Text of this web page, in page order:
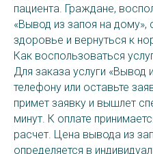
пациента. Граждане,
«Вывод из запоя на дому»,
здоровье и вернуться к
Как воспользоваться
Для заказа услуги «Вывод
телефону или оставьте
примет заявку и вышлет
минут. К оплате
расчет. Цена вывода из
определяется в